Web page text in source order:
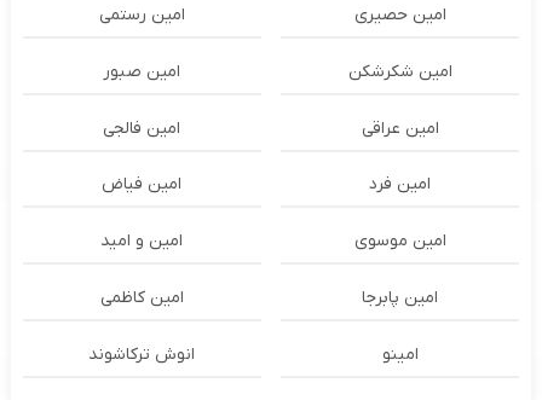
امین حصیری امین رستمی
امین شکرشکن امین صبور
امین عراقی امین فالجی
امین فرد امین فیاض
امین موسوی امین و امید
امین پابرجا امین کاظمی
امینو انوش ترکاشوند